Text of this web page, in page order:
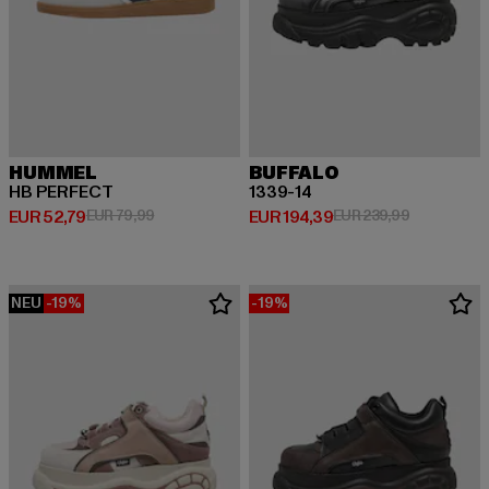
HUMMEL
HB PERFECT
EUR 52,79
Derzeitiger Preis: EUR 52,79
EUR 79,99Aktionspreis: EUR 79,99
BUFFALO
1339-14
EUR 194,39
Derzeitiger Preis: EUR 194,39
EUR 239,99
NEU -19% -19%